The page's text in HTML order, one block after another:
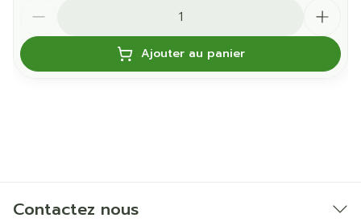
Ajouter au panier
Contactez nous